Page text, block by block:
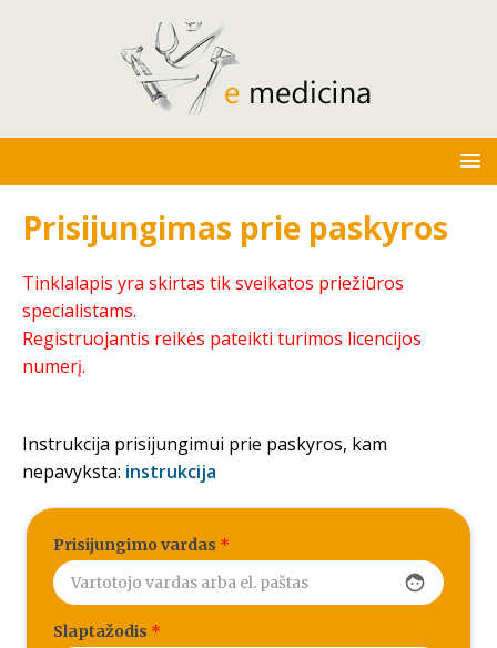
Prisijungimas prie paskyros
Tinklalapis yra skirtas tik sveikatos priežiūros
specialistams.
Registruojantis reikės pateikti turimos licencijos
numerį.
Instrukcija prisijungimui prie paskyros, kam
nepavyksta: instrukcija
Prisijungimo vardas *
face
Slaptažodis *